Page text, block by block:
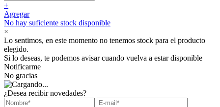
+
Agregar
No hay suficiente stock disponible
×
Lo sentimos, en este momento no tenemos stock para el producto
elegido.
Si lo deseas, te podemos avisar cuando vuelva a estar disponible
Notificarme
No gracias
¿Desea recibir novedades?